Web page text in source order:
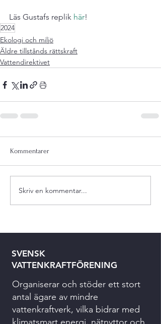
Läs Gustafs replik här!
2024
Ekologi och miljö
Äldre tillstånds rättskraft
Vattendirektivet
Kommentarer
Skriv en kommentar...
SVENSK
VATTENKRAFTFÖRENING
Organiserar och stöder ett stort
antal ägare av mindre
vattenkraftverk, vilka bidrar med